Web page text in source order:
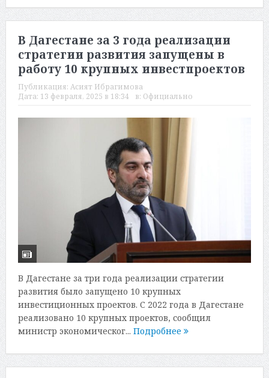
В Дагестане за 3 года реализации
стратегии развития запущены в
работу 10 крупных инвестпроектов
Публикация: Асият Ибрагимова
Дата: 13 февраля, 2025 в 18:34 в: Официально
В Дагестане за три года реализации стратегии
развития было запущено 10 крупных
инвестиционных проектов. С 2022 года в Дагестане
реализовано 10 крупных проектов, сообщил
министр экономическог... Подробнее